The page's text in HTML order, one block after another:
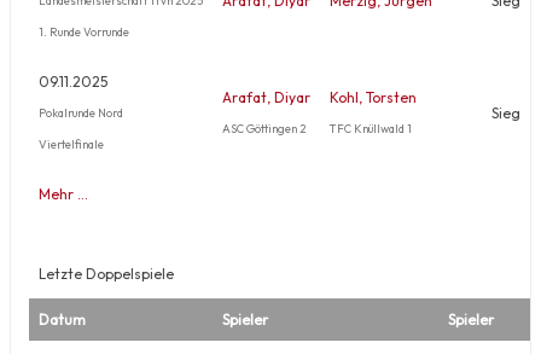
1. Runde Vorrunde
09.11.2025
Pokalrunde Nord
Viertelfinale
Arafat, Diyar
ASC Göttingen 2
Kohl, Torsten
TFC Knüllwald 1
Sieg
Mehr …
Letzte Doppelspiele
Datum Spieler Spieler